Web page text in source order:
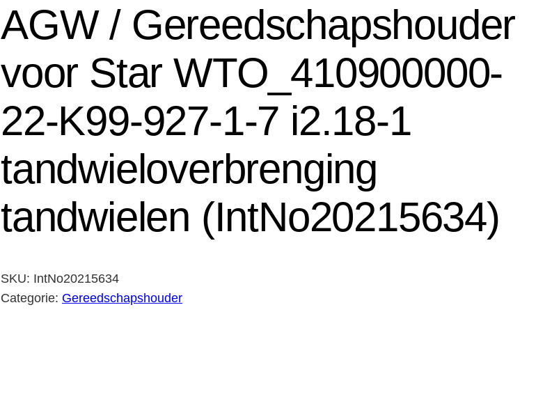
AGW / Gereedschapshouder
voor Star WTO_410900000-
22-K99-927-1-7 i2.18-1
tandwieloverbrenging
tandwielen (IntNo20215634)
SKU: IntNo20215634
Categorie: Gereedschapshouder